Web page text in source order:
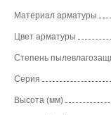
Материал арматуры
Цвет арматуры
Степень
Серия
Высота (мм)